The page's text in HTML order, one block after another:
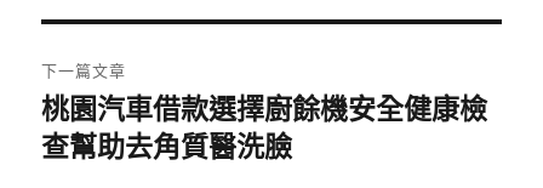
覽
文
章:
下一篇文章
下
一
桃園汽車借款選擇廚餘機安全健康檢
查幫助去角質醫洗臉